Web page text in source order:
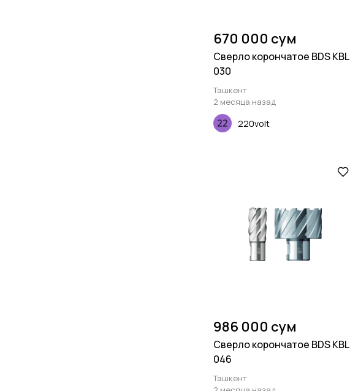
670 000 сум
Сверло корончатое BDS KBL
030
Ташкент
2 месяца назад
220volt
986 000 сум
Сверло корончатое BDS KBL
046
Ташкент